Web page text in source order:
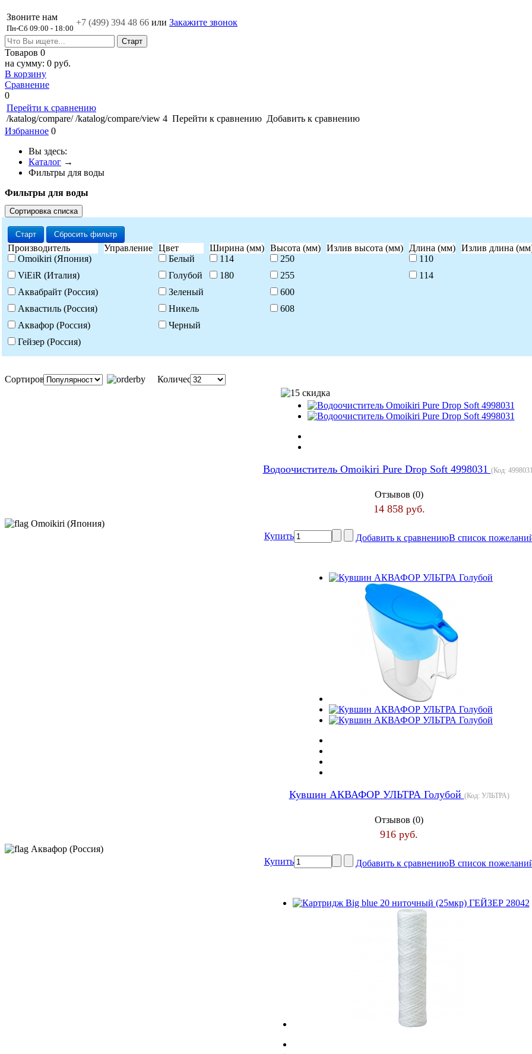
Звоните нам
Пн-Сб 09:00 - 18:00
+7 (499) 394 48 66 или Закажите звонок
Товаров 0
на сумму: 0 руб.
В корзину
Сравнение
0
Перейти к сравнению
/katalog/compare/ /katalog/compare/view 4 Перейти к сравнению Добавить к сравнению
Избранное 0
Вы здесь:
Каталог →
Фильтры для воды
Фильтры для воды
Сортировка списка
Старт Сбросить фильтр
Производитель
Omoikiri (Япония)
ViEiR (Италия)
Аквабрайт (Россия)
Аквастиль (Россия)
Аквафор (Россия)
Гейзер (Россия)
Управление Цвет
Белый
Голубой
Зеленый
Никель
Черный
Ширина (мм)
114
180
Высота (мм)
250
255
600
608
Излив высота (мм)
Длина (мм)
110
114
Излив длина
Сортировка: Количество:
Водоочиститель Omoikiri Pure Drop Soft 4998031 (Код: 4998031
Отзывов (0)
14 858 руб.
Omoikiri (Япония)
Купить
Добавить к сравнениюВ список
Кувшин АКВАФОР УЛЬТРА Голубой (Код: УЛЬТРА)
Отзывов (0)
916 руб.
Аквафор (Россия)
Купить
Добавить к сравнениюВ список